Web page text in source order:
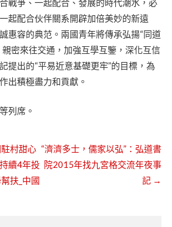
戰爭、一起配合、發展的時代潮水，必
起配合伙伴關系開辟加倍美妙的新遠
惠容的典范。兩國青年將傳承弘揚“同道
密來往交通，加強互學互鑒，深化互信
提出的“平易近意基礎更牢”的目標，為
出積極盡力和貢獻。
列席。
村甜心
續4年投
扶_中國
“濟濟多士，儒家以弘”：弘道書
院2015年找九宮格交流年夜事
記 →